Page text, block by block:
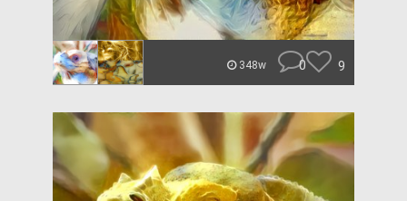
348w 0 9